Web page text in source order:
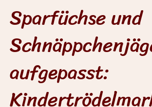
Sparfüchse und
aufgepasst: